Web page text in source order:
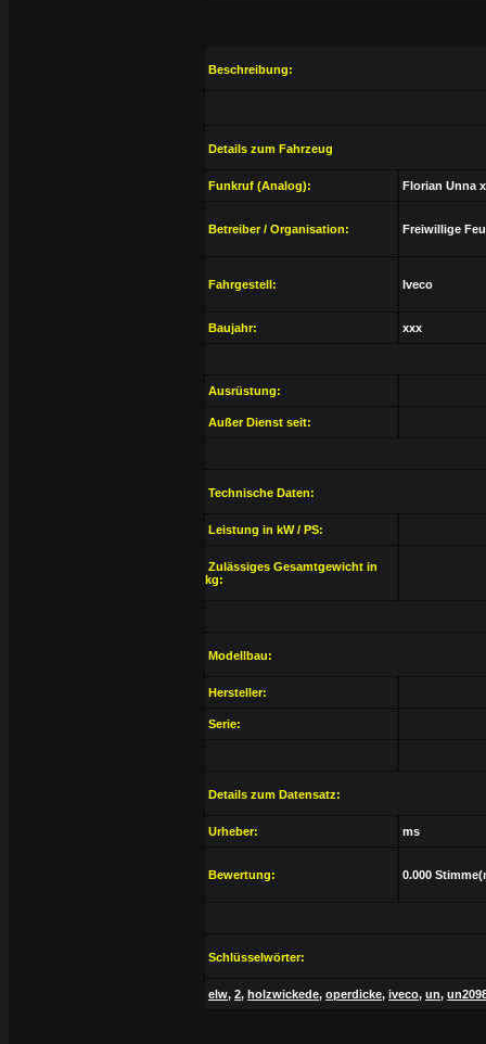
Beschreibung:
Details zum Fahrzeug
Funkruf (Analog): Florian Unna
Betreiber / Organisation: Freiwillige
Fahrgestell: Iveco
Baujahr: xxx
Ausrüstung:
Außer Dienst seit:
Technische Daten:
Leistung in kW / PS:
Zulässiges Gesamtgewicht in
kg:
Modellbau:
Hersteller:
Serie:
Details zum Datensatz:
Urheber: ms
Bewertung: 0.000
Schlüsselwörter:
elw, 2, holzwickede, operdicke, iveco, un,